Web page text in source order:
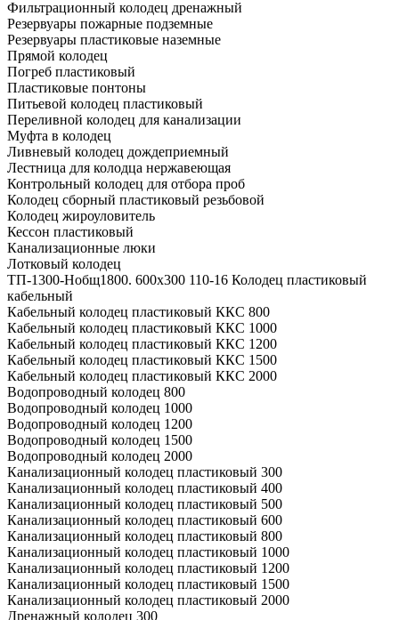
Фильтрационный колодец дренажный
Резервуары пожарные подземные
Резервуары пластиковые наземные
Прямой колодец
Погреб пластиковый
Пластиковые понтоны
Питьевой колодец пластиковый
Переливной колодец для канализации
Муфта в колодец
Ливневый колодец дождеприемный
Лестница для колодца нержавеющая
Контрольный колодец для отбора проб
Колодец сборный пластиковый резьбовой
Колодец жироуловитель
Кессон пластиковый
Канализационные люки
Лотковый колодец
ТП-1300-Hобщ1800. 600х300 110-16 Колодец пластиковый
кабельный
Кабельный колодец пластиковый ККС 800
Кабельный колодец пластиковый ККС 1000
Кабельный колодец пластиковый ККС 1200
Кабельный колодец пластиковый ККС 1500
Кабельный колодец пластиковый ККС 2000
Водопроводный колодец 800
Водопроводный колодец 1000
Водопроводный колодец 1200
Водопроводный колодец 1500
Водопроводный колодец 2000
Канализационный колодец пластиковый 300
Канализационный колодец пластиковый 400
Канализационный колодец пластиковый 500
Канализационный колодец пластиковый 600
Канализационный колодец пластиковый 800
Канализационный колодец пластиковый 1000
Канализационный колодец пластиковый 1200
Канализационный колодец пластиковый 1500
Канализационный колодец пластиковый 2000
Дренажный колодец 300